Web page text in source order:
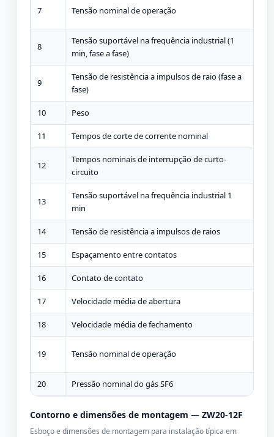
7 Tensão nominal de operação
8
Tensão suportável na frequência industrial (1
min, fase a fase)
9
Tensão de resistência a impulsos de raio (fase a
fase)
10 Peso
11 Tempos de corte de corrente nominal
12
Tempos nominais de interrupção de curto-
circuito
13
Tensão suportável na frequência industrial 1
min
14 Tensão de resistência a impulsos de raios
15 Espaçamento entre contatos
16 Contato de contato
17 Velocidade média de abertura
18 Velocidade média de fechamento
19 Tensão nominal de operação
20 Pressão nominal do gás SF6
Contorno e dimensões de montagem — ZW20-12F
Esboço e dimensões de montagem para instalação típica em